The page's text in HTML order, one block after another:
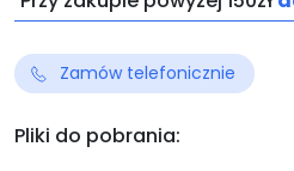
TOP
6
Zamów telefonicznie
Pliki do pobrania: